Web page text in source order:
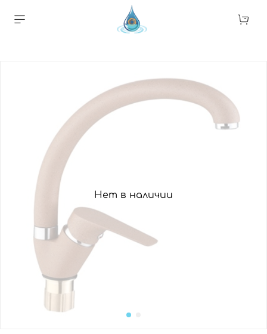
Нет в наличии